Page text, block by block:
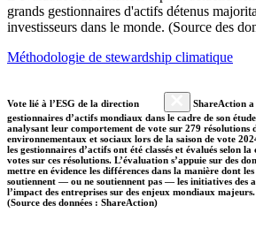
grands gestionnaires d'actifs détenus
investisseurs dans le monde. (Source des
Méthodologie de stewardship climatique
Vote lié à l’ESG de la direction
ShareAction a
gestionnaires d’actifs mondiaux dans le cadre de son
analysant leur comportement de vote sur 279 résolutions
environnementaux et sociaux lors de la saison de vote
les gestionnaires d’actifs ont été classés et évalués selon
votes sur ces résolutions. L’évaluation s’appuie sur des
mettre en évidence les différences dans la manière dont
soutiennent — ou ne soutiennent pas — les initiatives des
l’impact des entreprises sur des enjeux mondiaux majeurs.
(Source des données : ShareAction)